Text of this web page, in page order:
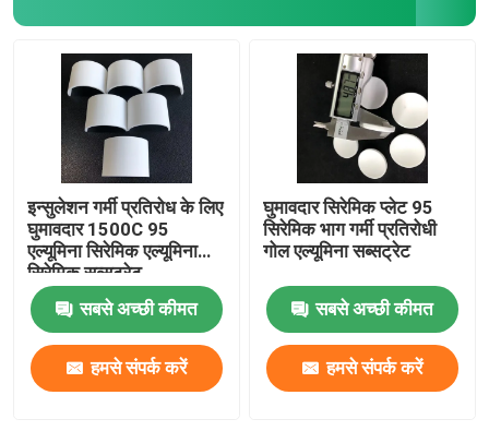
हमारे बारे में
कारखाना भ्रमण
गुणवत्ता नियंत्रण
संपर्क करें
एक उद्धरण का अनुरोध करें
इन्सुलेशन गर्मी प्रतिरोध के लिए
घुमावदार 1500C 95
एल्यूमिना सिरेमिक एल्यूमिना
सिरेमिक सब्सट्रेट
सबसे अच्छी कीमत
हमसे संपर्क करें
घुमावदार सिरेमिक प्लेट 95
सिरेमिक भाग गर्मी प्रतिरोधी
गोल एल्यूमिना सब्सट्रेट
सबसे अच्छी कीमत
हमसे संपर्क करें